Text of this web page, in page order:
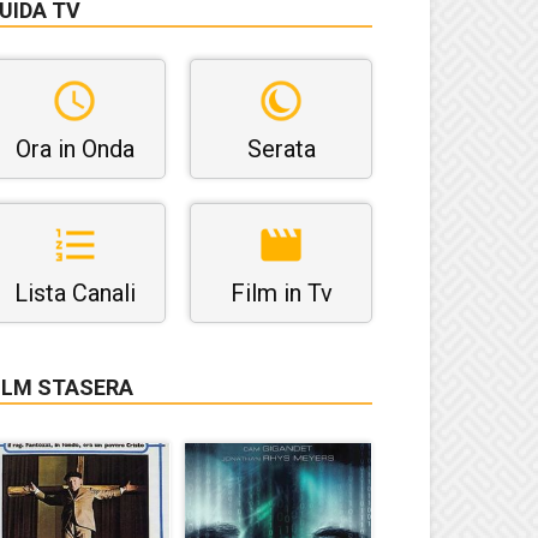
TV
Ora in Onda Serata
Lista Canali Film in Tv
STASERA